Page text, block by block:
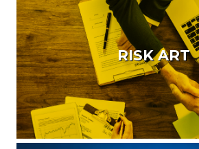
RISK ART